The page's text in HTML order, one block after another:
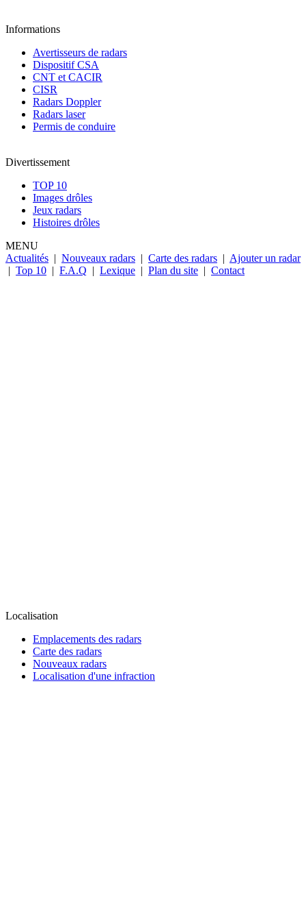
Informations
Avertisseurs de radars
Dispositif CSA
CNT et CACIR
CISR
Radars Doppler
Radars laser
Permis de conduire
Divertissement
TOP 10
Images drôles
Jeux radars
Histoires drôles
MENU
Actualités | Nouveaux radars | Carte des radars | Ajouter un radar
| Top 10 | F.A.Q | Lexique | Plan du site | Contact
Localisation
Emplacements des radars
Carte des radars
Nouveaux radars
Localisation d'une infraction